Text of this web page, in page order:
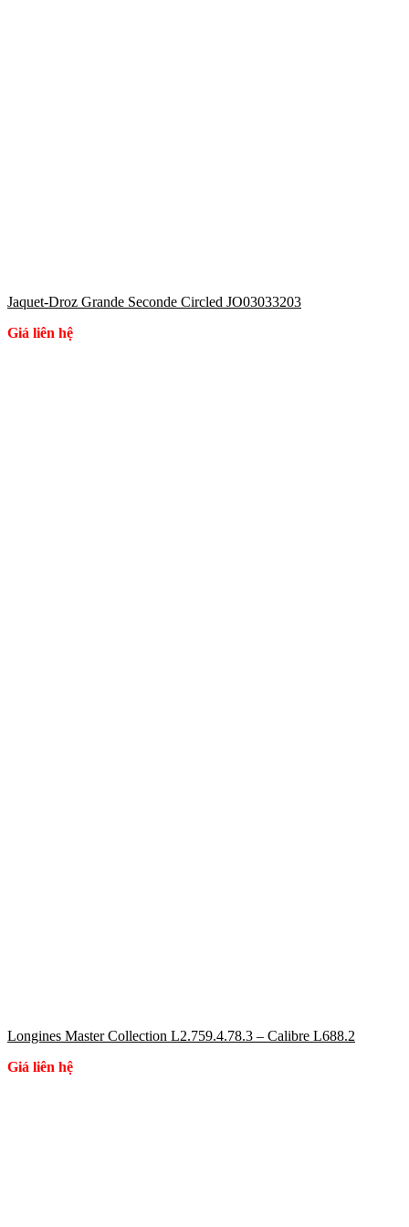
Jaquet-Droz Grande Seconde Circled JO03033203
Giá liên hệ
Longines Master Collection L2.759.4.78.3 – Calibre L688.2
Giá liên hệ